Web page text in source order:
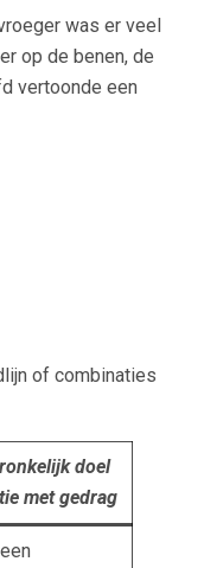
was er veel
op de benen, de
vertoonde een
of combinaties
doel
met gedrag